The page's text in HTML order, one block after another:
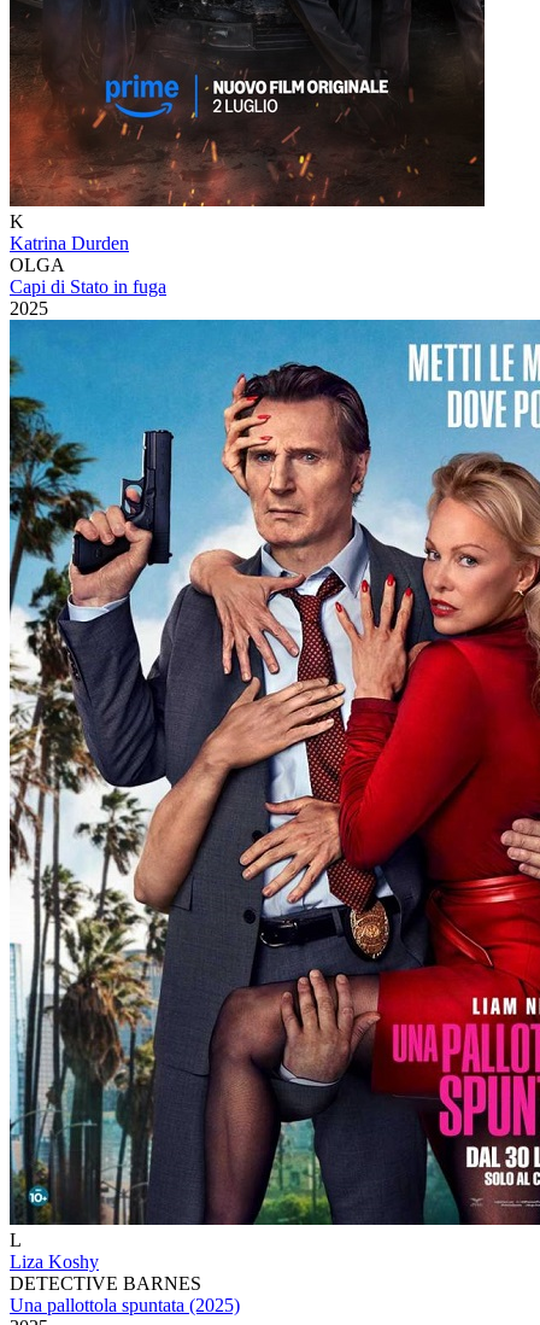
K
Katrina Durden
OLGA
Capi di Stato in fuga
2025
L
Liza Koshy
DETECTIVE BARNES
Una pallottola spuntata (2025)